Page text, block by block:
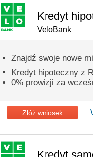
Kredyt
VeloBank
Znajdź swoje nowe
Kredyt hipoteczny z
0% prowizji za
Złóż wniosek
Kredyt